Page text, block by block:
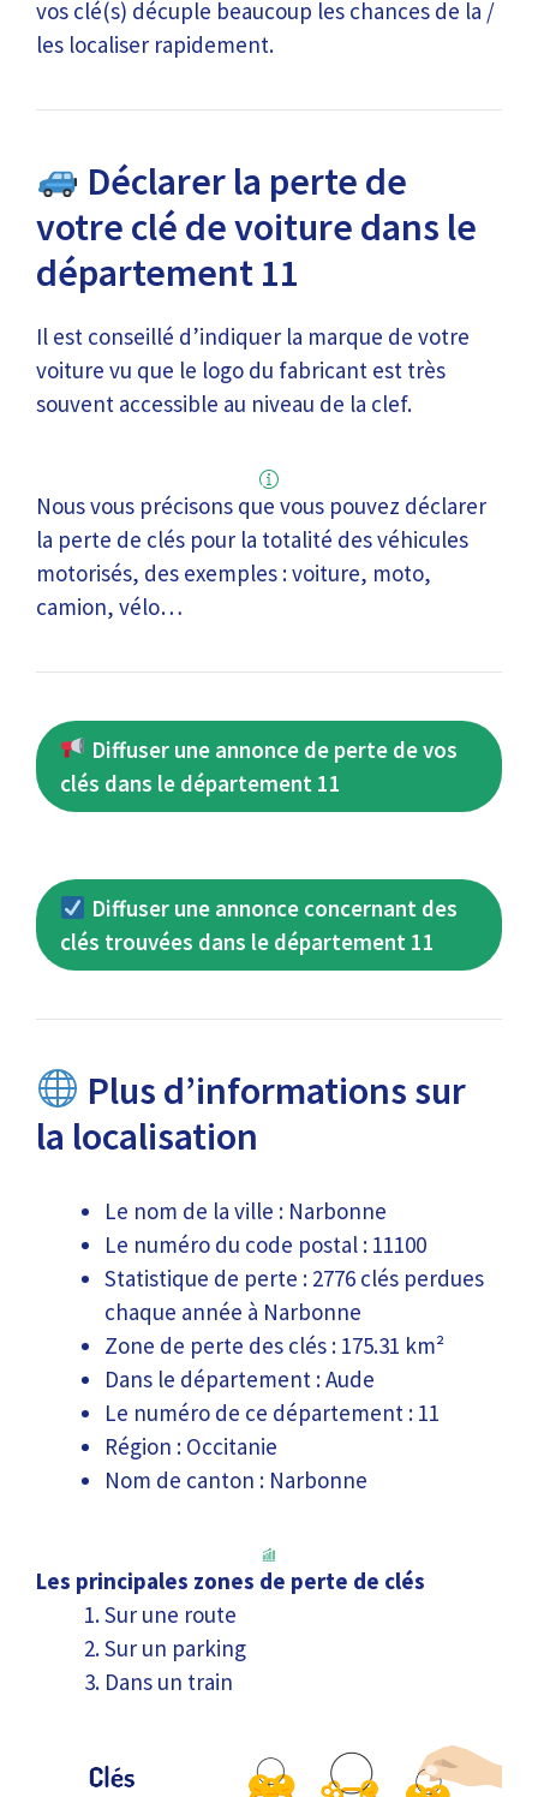
vos clé(s) décuple beaucoup les chances de la /
les localiser rapidement.
Déclarer la perte de
votre clé de voiture dans le
département 11
Il est conseillé d’indiquer la marque de votre
voiture vu que le logo du fabricant est très
souvent accessible au niveau de la clef.
Nous vous précisons que vous pouvez déclarer
la perte de clés pour la totalité des véhicules
motorisés, des exemples : voiture, moto,
camion, vélo…
Diffuser une annonce de perte de vos
clés dans le département 11
Diffuser une annonce concernant des
clés trouvées dans le département 11
Plus d’informations sur
la localisation
Le nom de la ville : Narbonne
Le numéro du code postal : 11100
Statistique de perte : 2776 clés perdues
chaque année à Narbonne
Zone de perte des clés : 175.31 km²
Dans le département : Aude
Le numéro de ce département : 11
Région : Occitanie
Nom de canton : Narbonne
Les principales zones de perte de clés
Sur une route
Sur un parking
Dans un train